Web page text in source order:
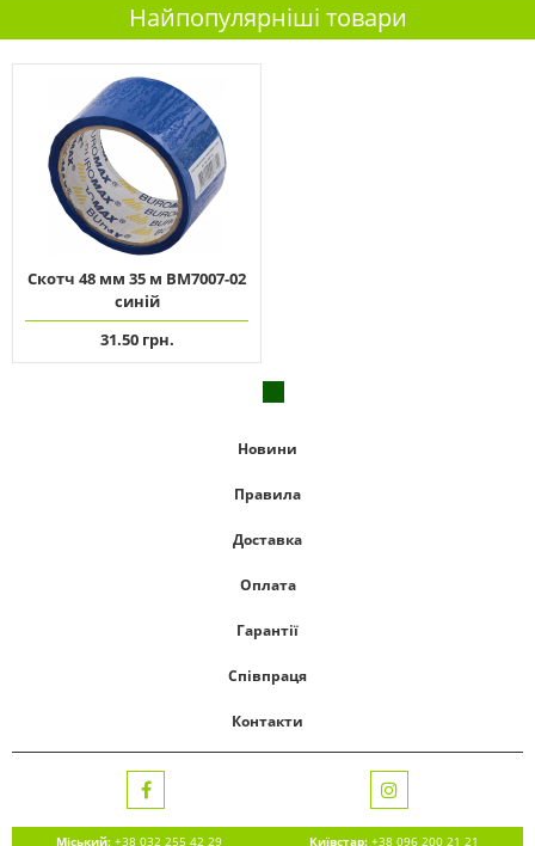
Найпопулярніші товари
Скотч 48 мм 35 м ВМ7007-02
синій
31.50 грн.
Новини
Правила
Доставка
Оплата
Гарантії
Співпраця
Контакти
Міський: +38 032 255 42 29 Київстар:+38 096 200 21 21